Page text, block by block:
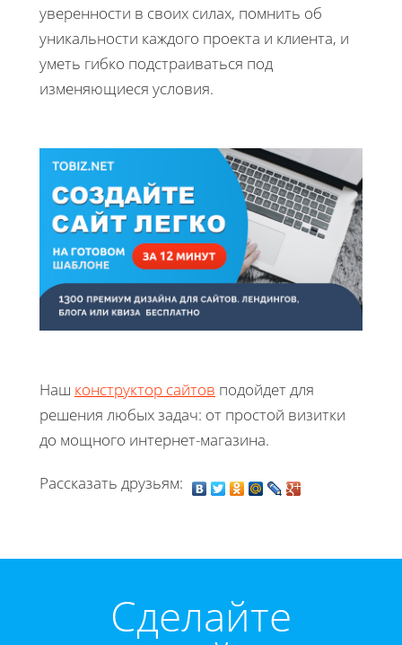
уверенности в своих силах, помнить об
уникальности каждого проекта и клиента, и
уметь гибко подстраиваться под
изменяющиеся условия.
Наш конструктор сайтов подойдет для
решения любых задач: от простой визитки
до мощного интернет-магазина.
Рассказать друзьям:
Cделайте